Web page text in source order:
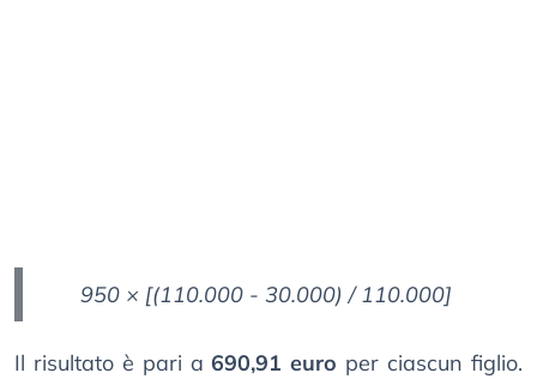
950 × [(110.000 - 30.000) / 110.000]
Il risultato è pari a690,91 euro per ciascun figlio.